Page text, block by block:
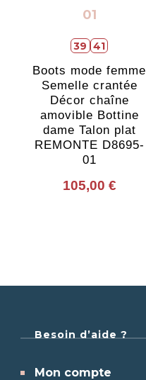
39 41
Boots mode femme
Semelle crantée
Décor chaîne
amovible Bottine
dame Talon plat
REMONTE D8695-
01
105,00 €
Besoin d’aide ?
Mon compte